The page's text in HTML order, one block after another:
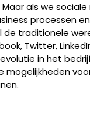
als we
processen
de traditionele
Twitter,
in het
mogelijkheden